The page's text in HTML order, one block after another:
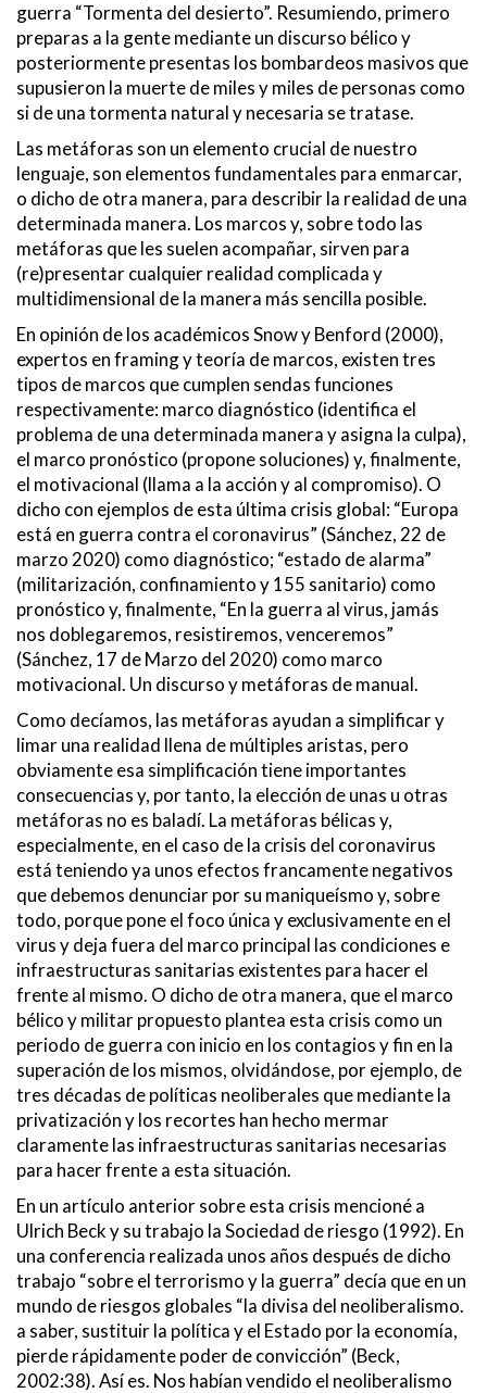
guerra “Tormenta del desierto”. Resumiendo, primero
preparas a la gente mediante un discurso bélico y
posteriormente presentas los bombardeos masivos que
supusieron la muerte de miles y miles de personas como
si de una tormenta natural y necesaria se tratase.
Las metáforas son un elemento crucial de nuestro
lenguaje, son elementos fundamentales para enmarcar,
o dicho de otra manera, para describir la realidad de una
determinada manera. Los marcos y, sobre todo las
metáforas que les suelen acompañar, sirven para
(re)presentar cualquier realidad complicada y
multidimensional de la manera más sencilla posible.
En opinión de los académicos Snow y Benford (2000),
expertos en framing y teoría de marcos, existen tres
tipos de marcos que cumplen sendas funciones
respectivamente: marco diagnóstico (identifica el
problema de una determinada manera y asigna la culpa),
el marco pronóstico (propone soluciones) y, finalmente,
el motivacional (llama a la acción y al compromiso). O
dicho con ejemplos de esta última crisis global: “Europa
está en guerra contra el coronavirus” (Sánchez, 22 de
marzo 2020) como diagnóstico; “estado de alarma”
(militarización, confinamiento y 155 sanitario) como
pronóstico y, finalmente, “En la guerra al virus, jamás
nos doblegaremos, resistiremos, venceremos”
(Sánchez, 17 de Marzo del 2020) como marco
motivacional. Un discurso y metáforas de manual.
Como decíamos, las metáforas ayudan a simplificar y
limar una realidad llena de múltiples aristas, pero
obviamente esa simplificación tiene importantes
consecuencias y, por tanto, la elección de unas u otras
metáforas no es baladí. La metáforas bélicas y,
especialmente, en el caso de la crisis del coronavirus
está teniendo ya unos efectos francamente negativos
que debemos denunciar por su maniqueísmo y, sobre
todo, porque pone el foco única y exclusivamente en el
virus y deja fuera del marco principal las condiciones e
infraestructuras sanitarias existentes para hacer el
frente al mismo. O dicho de otra manera, que el marco
bélico y militar propuesto plantea esta crisis como un
periodo de guerra con inicio en los contagios y fin en la
superación de los mismos, olvidándose, por ejemplo, de
tres décadas de políticas neoliberales que mediante la
privatización y los recortes han hecho mermar
claramente las infraestructuras sanitarias necesarias
para hacer frente a esta situación.
En un artículo anterior sobre esta crisis mencioné a
Ulrich Beck y su trabajo la Sociedad de riesgo (1992). En
una conferencia realizada unos años después de dicho
trabajo “sobre el terrorismo y la guerra” decía que en un
mundo de riesgos globales “la divisa del neoliberalismo.
a saber, sustituir la política y el Estado por la economía,
pierde rápidamente poder de convicción” (Beck,
2002:38). Así es. Nos habían vendido el neoliberalismo